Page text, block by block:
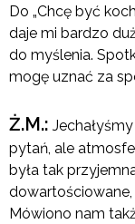
Do „Chcę być
daje mi bardzo
do myślenia.
mogę uznać za
Ż.M.:
pytań, ale
była tak
Mówiono nam